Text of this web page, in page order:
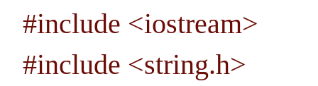
#include <iostream>
#include <string.h>